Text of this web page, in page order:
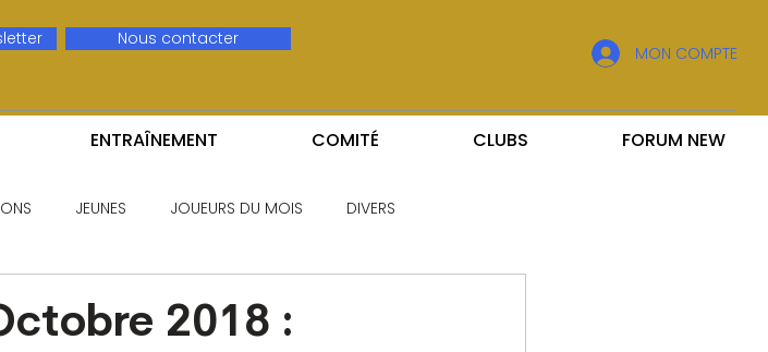
Nous contacter
MON COMPTE
ENTRAÎNEMENT COMITÉ CLUBS FORUM NEW
JEUNES JOUEURS DU MOIS DIVERS
2018 :